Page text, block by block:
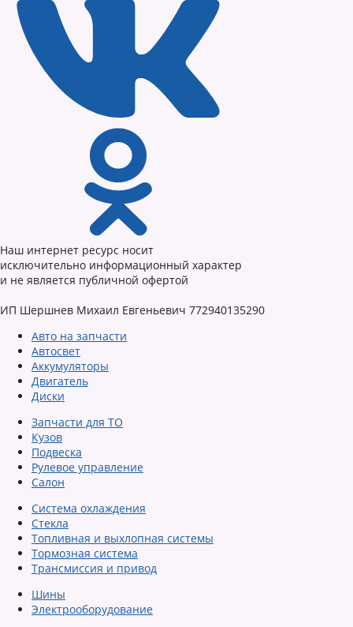
Наш интернет ресурс носит
исключительно информационный характер
и не является публичной офертой
ИП Шершнев Михаил Евгеньевич 772940135290
Авто на запчасти
Автосвет
Аккумуляторы
Двигатель
Диски
Запчасти для ТО
Кузов
Подвеска
Рулевое управление
Салон
Система охлаждения
Стекла
Топливная и выхлопная системы
Тормозная система
Трансмиссия и привод
Шины
Электрооборудование